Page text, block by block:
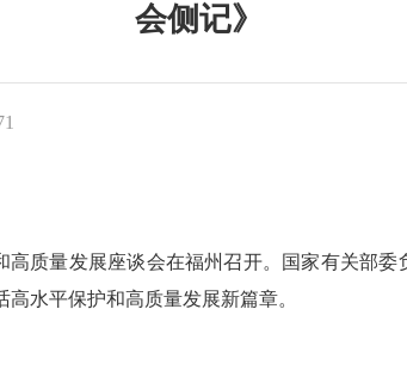
会侧记》
量发展座谈会在福州召开。国家有关部委
水平保护和高质量发展新篇章。